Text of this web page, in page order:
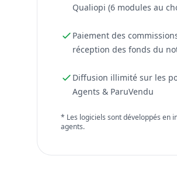
Qualiopi (6 modules au
Paiement des
réception des fonds du
Diffusion illimité sur les
Agents & ParuVendu
* Les logiciels sont développés en
agents.